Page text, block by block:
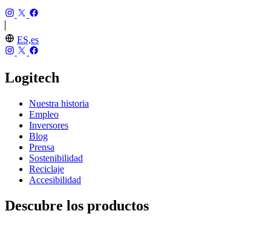
ES,es
Logitech
Nuestra historia
Empleo
Inversores
Blog
Prensa
Sostenibilidad
Reciclaje
Accesibilidad
Descubre los productos